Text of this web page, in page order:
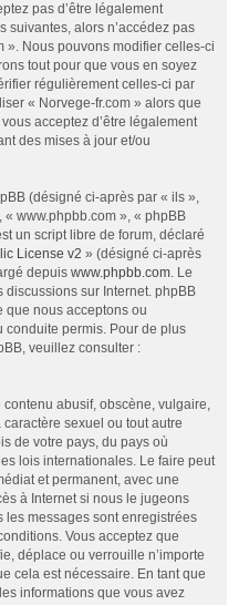
pas d’être légalement
suivantes, alors n’accédez pas
». Nous pouvons modifier celles-ci
tout pour que vous en soyez
régulièrement celles-ci par
« Norvege-fr.com » alors que
acceptez d’être légalement
des mises à jour et/ou
(désigné ci-après par « ils »,
www.phpbb.com », « phpBB
un script libre de forum, déclaré
License v2 » (désigné ci-après
depuis www.phpbb.com. Le
discussions sur Internet. phpBB
que nous acceptons ou
conduite permis. Pour de plus
veuillez consulter :
abusif, obscène, vulgaire,
sexuel ou tout autre
de votre pays, du pays où
lois internationales. Le faire peut
et permanent, avec une
à Internet si nous le jugeons
les messages sont enregistrées
Vous acceptez que
déplace ou verrouille n’importe
cela est nécessaire. En tant que
informations que vous avez